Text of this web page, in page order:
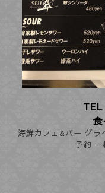
食
海鮮カフェ&バー グ
予約 -